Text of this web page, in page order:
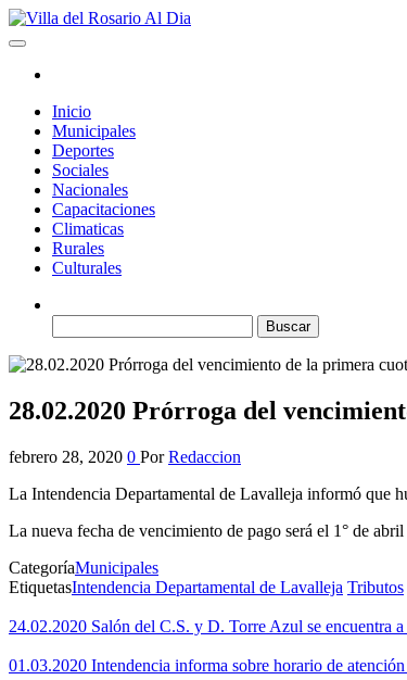
Saltar
al
Inicio
Municipales
Deportes
Sociales
Nacionales
Capacitaciones
Climaticas
Rurales
Culturales
28.02.2020 Prórroga del
febrero 28, 2020 0 Por Redaccion
La Intendencia Departamental de Lavalleja informó que
La nueva fecha de vencimiento de pago será el 1° de
CategoríaMunicipales
EtiquetasIntendencia Departamental de Lavalleja Tributos
24.02.2020 Salón del C.S. y D. Torre Azul se encuentra a
01.03.2020 Intendencia informa sobre horario de